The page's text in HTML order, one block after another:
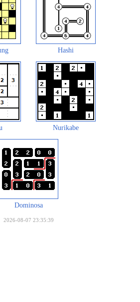
Hashi
Nurikabe
Dominosa
2026-08-07 23:35:39